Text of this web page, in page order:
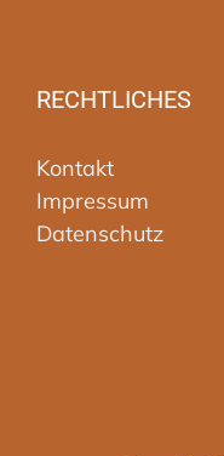
RECHTLICHES
Kontakt
Impressum
Datenschutz